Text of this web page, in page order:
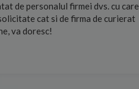
de personalul firmei dvs. cu care
cat si de firma de curierat
va doresc!